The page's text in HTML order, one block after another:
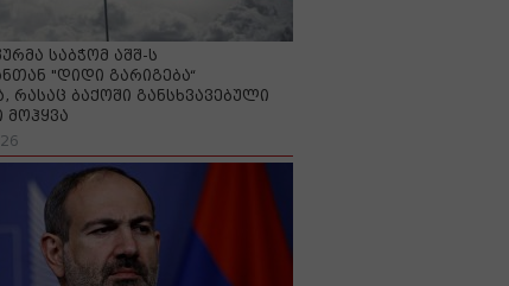
საბჭომ აშშ-ს
"დიდი გარიგება“
რასაც ბაქოში განსხვავებული
მოჰყვა